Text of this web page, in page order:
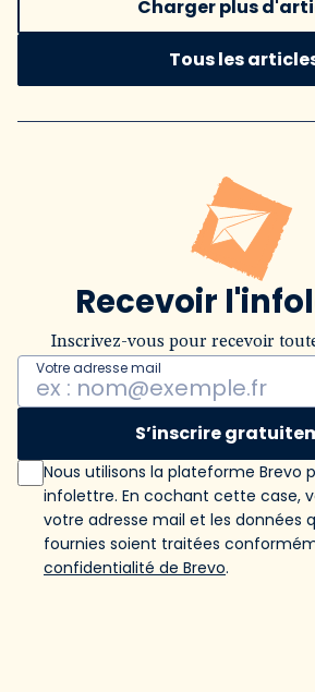
Charger plus
Tous les
Recevoir
Inscrivez-vous pour recevoir
Votre adresse mail
S’inscrire
Nous utilisons la plateforme Brevo
infolettre. En cochant cette case,
votre adresse mail et les données
fournies soient traitées
confidentialité de Brevo.